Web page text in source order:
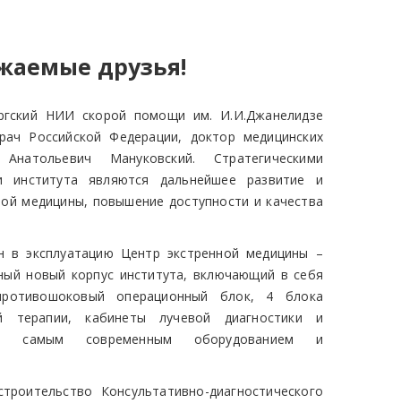
друзья!
НИИ скорой помощи им. И.И.Джанелидзе
Российской Федерации, доктор медицинских
Мануковский. Стратегическими
института являются дальнейшее развитие и
медицины, повышение доступности и качества
в эксплуатацию Центр экстренной медицины –
новый корпус института, включающий в себя
операционный блок, 4 блока
терапии, кабинеты лучевой диагностики и
самым современным оборудованием и
Консультативно-диагностического